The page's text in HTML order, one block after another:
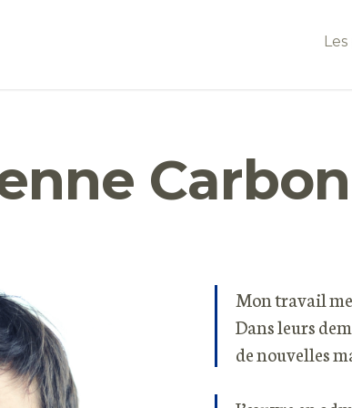
Mon travail
Dans leurs
de nouvelles